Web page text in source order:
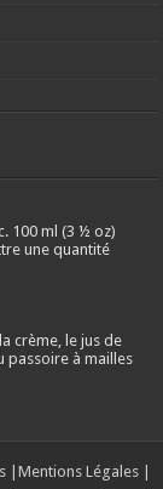
100 ml (3 ½ oz)
une quantité
crème, le jus de
passoire à mailles
Mentions Légales